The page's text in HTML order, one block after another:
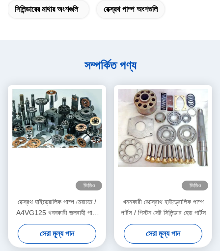
সিলিন্ডারের মাথার অংশগুলি রেক্স্রথ পাম্প অংশগুলি
সম্পর্কিত পণ্য
ভিডিও
রেক্স্রথ হাইড্রোলিক পাম্প মেরামত /
A4VG125 খননকারী জলবাহী পাম্প
যন্ত্রাংশ প্রধান পাম্প কিটস
সেরা মূল্য পান
ভিডিও
খননকারী রেক্স্রোথ হাইড্রোলিক পাম্প
পার্টস / পিস্টন সেট সিলিন্ডার হেড পার্টস
সেরা মূল্য পান